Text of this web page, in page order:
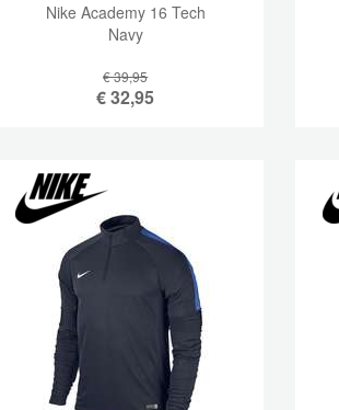
Nike Academy 16 Tech
Navy
€ 39,95
€32,95